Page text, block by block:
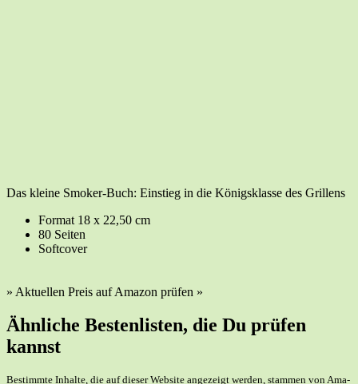
Das klei­ne Smo­ker-Buch: Ein­stieg in die Königs­klas­se des Grillens
For­mat 18 x 22,50 cm
80 Sei­ten
Soft­co­ver
» Aktu­el­len Preis auf Ama­zon prü­fen »
Ähn­li­che Bes­ten­lis­ten, die Du prü­fen
kannst
Bestimm­te Inhal­te, die auf die­ser Web­site ange­zeigt wer­den, stam­men von Ama­